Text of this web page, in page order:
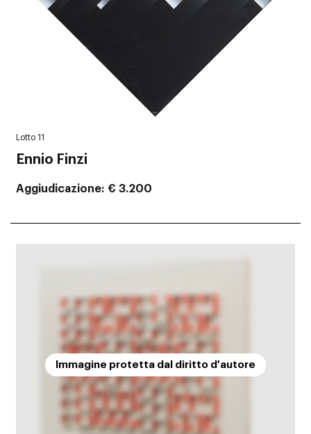
Lotto 11
Ennio Finzi
Aggiudicazione € 3.200
Immagine protetta dal diritto d'autore